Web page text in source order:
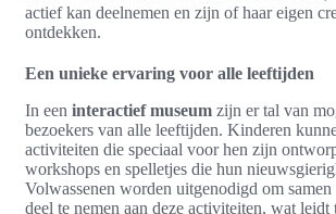
actief kan deelnemen en zijn of haar eigen
ontdekken.
Een unieke ervaring voor alle leeftijden
In een interactief museum zijn er tal van
bezoekers van alle leeftijden. Kinderen
activiteiten die speciaal voor hen zijn
workshops en spelletjes die hun
Volwassenen worden uitgenodigd om
deel te nemen aan deze activiteiten, wat